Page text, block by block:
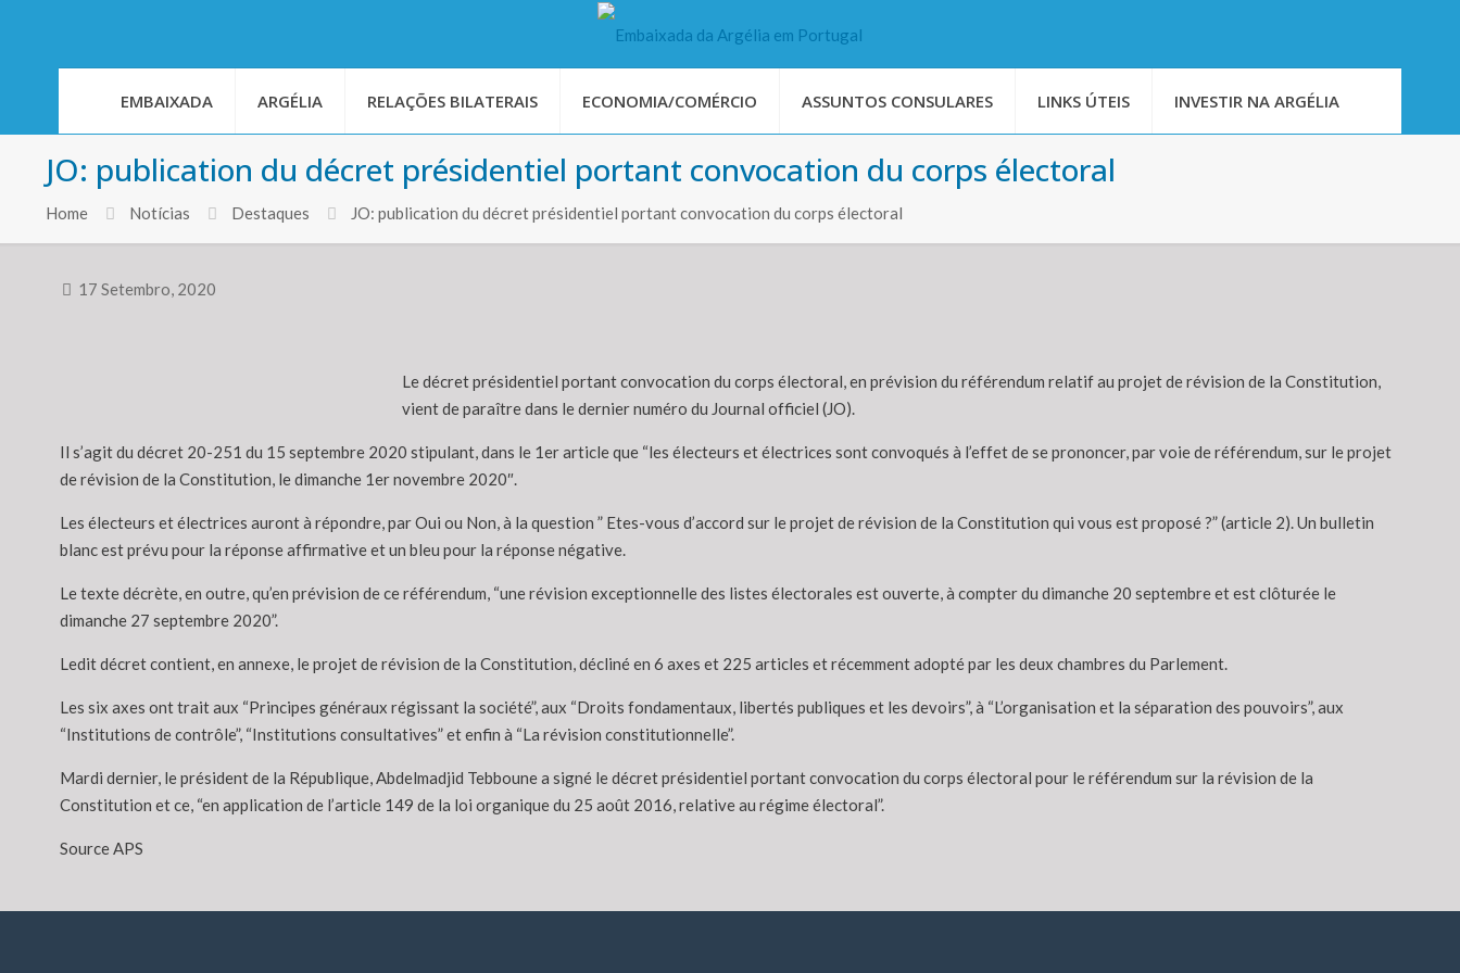
EMBAIXADA ARGÉLIA RELAÇÕES BILATERAIS ECONOMIA/COMÉRCIO ASSUNTOS CONSULARES LINKS ÚTEIS INVESTIR NA ARGÉLIA
JO: publication du décret présidentiel portant convocation du corps électoral
Home Notícias Destaques JO: publication du décret présidentiel portant convocation du corps électoral
17 Setembro, 2020
Le décret présidentiel portant convocation du corps électoral, en prévision du référendum relatif au projet de révision de la Constitution,
vient de paraître dans le dernier numéro du Journal officiel (JO).
Il s’agit du décret 20-251 du 15 septembre 2020 stipulant, dans le 1er article que “les électeurs et électrices sont convoqués à l’effet de se prononcer, par voie de référendum, sur le projet
de révision de la Constitution, le dimanche 1er novembre 2020″.
Les électeurs et électrices auront à répondre, par Oui ou Non, à la question ” Etes-vous d’accord sur le projet de révision de la Constitution qui vous est proposé ?” (article 2). Un bulletin
blanc est prévu pour la réponse affirmative et un bleu pour la réponse négative.
Le texte décrète, en outre, qu’en prévision de ce référendum, “une révision exceptionnelle des listes électorales est ouverte, à compter du dimanche 20 septembre et est clôturée le
dimanche 27 septembre 2020”.
Ledit décret contient, en annexe, le projet de révision de la Constitution, décliné en 6 axes et 225 articles et récemment adopté par les deux chambres du Parlement.
Les six axes ont trait aux “Principes généraux régissant la société”, aux “Droits fondamentaux, libertés publiques et les devoirs”, à “L’organisation et la séparation des pouvoirs”, aux
“Institutions de contrôle”, “Institutions consultatives” et enfin à “La révision constitutionnelle”.
Mardi dernier, le président de la République, Abdelmadjid Tebboune a signé le décret présidentiel portant convocation du corps électoral pour le référendum sur la révision de la
Constitution et ce, “en application de l’article 149 de la loi organique du 25 août 2016, relative au régime électoral”.
Source APS